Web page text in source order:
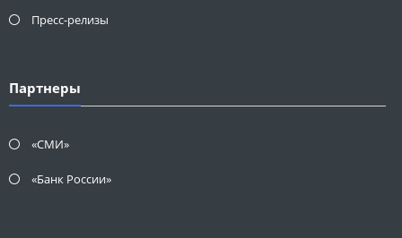
Пресс-релизы
Партнеры
«СМИ»
«Банк России»